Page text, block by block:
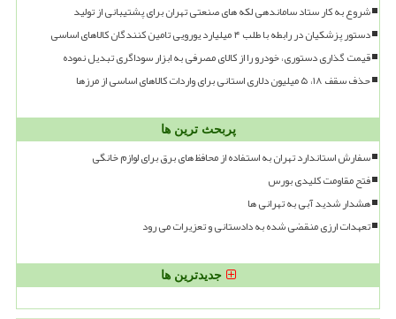
شروع به کار ستاد ساماندهی لکه های صنعتی تهران برای پشتیبانی از تولید
دستور پزشکیان در رابطه با طلب ۴ میلیارد یورویی تامین کنندگان کالاهای اساسی
قیمت گذاری دستوری، خودرو را از کالای مصرفی به ابزار سوداگری تبدیل نموده
حذف سقف ۱۸، ۵ میلیون دلاری استانی برای واردات کالاهای اساسی از مرزها
پربحث ترین ها
سفارش استاندارد تهران به استفاده از محافظ های برق برای لوازم خانگی
فتح مقاومت کلیدی بورس
هشدار شدید آبی به تهرانی ها
تعهدات ارزی منقضی شده به دادستانی و تعزیرات می رود
جدیدترین ها